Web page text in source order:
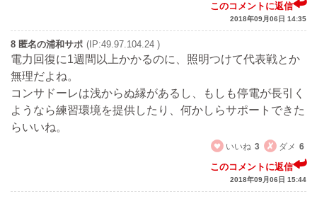
このコメントに返信
2018年09月06日 14:35
8 匿名の浦和サポ (IP:49.97.104.24 )
電力回復に1週間以上かかるのに、照明つけて代表戦とか
無理だよね。
コンサドーレは浅からぬ縁があるし、もしも停電が長引く
ようなら練習環境を提供したり、何かしらサポートできた
らいいね。
いいね 3 ダメ 6
このコメントに返信
2018年09月06日 15:44